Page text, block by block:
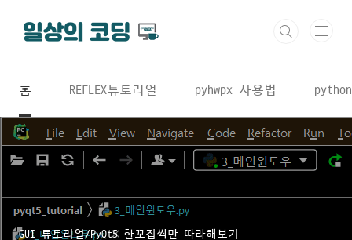
홈 REFLEX튜토리얼 pyhwpx 사용법
GUI 튜토리얼/PyQt5 한꼬집씩만 따라해보기